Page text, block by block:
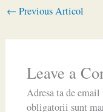
← Previous Articol
Leave a
Adresa ta de
obligatorii sunt